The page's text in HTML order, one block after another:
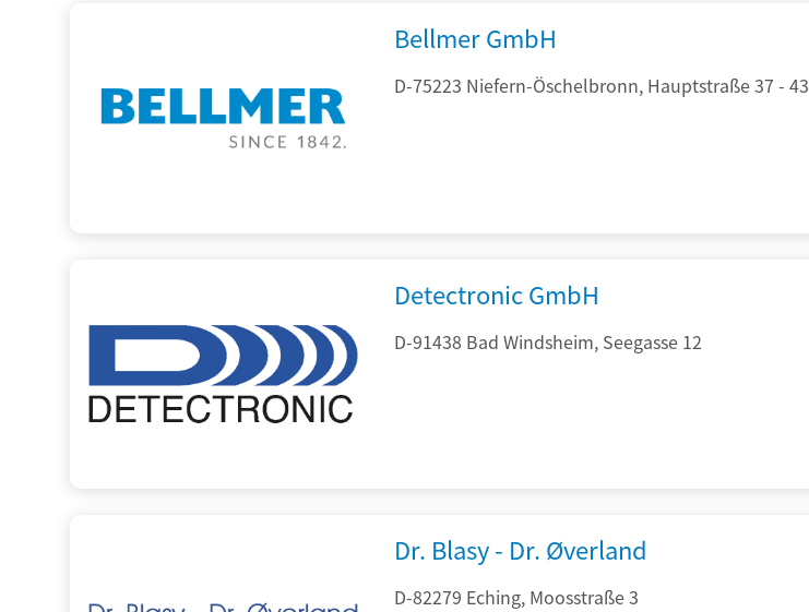
Bellmer GmbH
D-75223 Niefern-Öschelbronn, Hauptstraße 37 - 43
Detectronic GmbH
D-91438 Bad Windsheim, Seegasse 12
Dr. Blasy - Dr. Øverland
D-82279 Eching, Moosstraße 3